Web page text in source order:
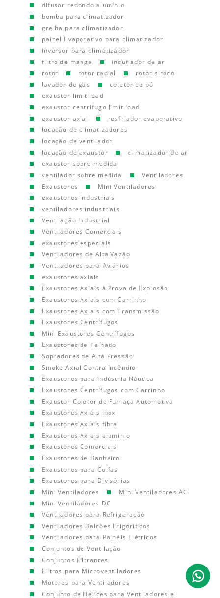
difusor redondo alumínio
bomba para climatizador
grelha para climatizador
painel Evaporativo para climatizador
inversor para climatizador
filtro de manga
insuflador de ar
rotor
rotor radial
rotor siroco
lavador de gas
coletor de pó
exaustor limit load
exaustor centrifugo limit load
exaustor axial
resfriador evaporativo
locação de climatizadores
locação de ventilador
locação de exaustor
climatizador de ar
exaustor sobre medida
ventilador sobre medida
Ventiladores
Exaustores
Mini Ventiladores
exaustores industriais
ventiladores industriais
Ventilação Industrial
Ventiladores Comerciais
exaustores especiais
Ventiladores de Alta Vazão
Ventiladores para Aviários
exaustores axiais
Exaustores Axiais à Prova de Explosão
Exaustores Axiais com Carrinho
Exaustores Axiais com Transmissão
Exaustores Centrífugos
Mini Exaustores Centrífugos
Exaustores de Telhado
Sopradores de Alta Pressão
Smoke Axial Contra Incêndio
Exaustores para Indústria Náutica
Exaustores Centrífugos com Carrinho
Exaustor Coletor de Fumaça Automotiva
Exaustores Axiais Inox
Exaustores Axiais fibra
Exaustores Axiais aluminio
Exaustores Comerciais
Exaustores de Banheiro
Exaustores para Coifas
Exaustores para Divisórias
Mini Ventiladores
Mini Ventiladores AC
Mini Ventiladores DC
Ventiladores para Refrigeração
Ventiladores Balcões Frigorificos
Ventiladores para Painéis Elétricos
Conjuntos de Ventilação
Conjuntos Filtrantes
Filtros para Microventiladores
Motores para Ventiladores
Conjunto de Hélices para Ventiladores e